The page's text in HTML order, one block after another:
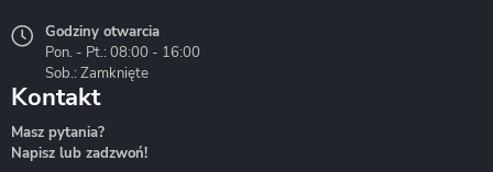
Liveno
Godziny otwarcia
Pon. - Pt.: 08:00 - 16:00
Sob.: Zamknięte
Kontakt
Masz pytania?
Napisz lub zadzwoń!